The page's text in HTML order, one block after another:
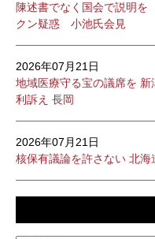
陳述書でなく国会で説明
クン疑惑 小池氏会見
2026年07月21日
地域医療守る宝の議席を
利訴え 長岡
2026年07月21日
核保有議論を許さない 北